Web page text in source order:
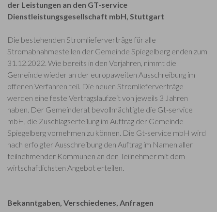
der Leistungen an den GT-service
Dienstleistungsgesellschaft mbH, Stuttgart
Die bestehenden Stromlieferverträge für alle
Stromabnahmestellen der Gemeinde Spiegelberg enden zum
31.12.2022. Wie bereits in den Vorjahren, nimmt die
Gemeinde wieder an der europaweiten Ausschreibung im
offenen Verfahren teil. Die neuen Stromlieferverträge
werden eine feste Vertragslaufzeit von jeweils 3 Jahren
haben. Der Gemeinderat bevollmächtigte die Gt-service
mbH, die Zuschlagserteilung im Auftrag der Gemeinde
Spiegelberg vornehmen zu können. Die Gt-service mbH wird
nach erfolgter Ausschreibung den Auftrag im Namen aller
teilnehmender Kommunen an den Teilnehmer mit dem
wirtschaftlichsten Angebot erteilen.
Bekanntgaben, Verschiedenes, Anfragen